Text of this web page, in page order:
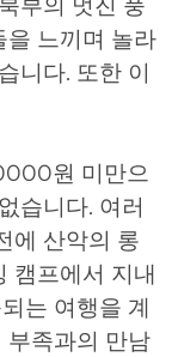
을 느끼며 놀라
니다. 또한 이
원 미만으
습니다. 여러
에 산악의 롱
캠프에서 지내
는 여행을 계
부족과의 만남